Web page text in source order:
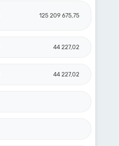
125 209 675,75
44 227,02
44 227,02